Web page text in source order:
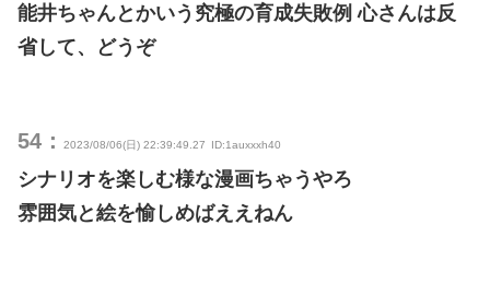
能井ちゃんとかいう究極の育成失敗例 心さんは反
省して、どうぞ
54： 2023/08/06(日) 22:39:49.27 ID:1auxxxh40
シナリオを楽しむ様な漫画ちゃうやろ
雰囲気と絵を愉しめばええねん